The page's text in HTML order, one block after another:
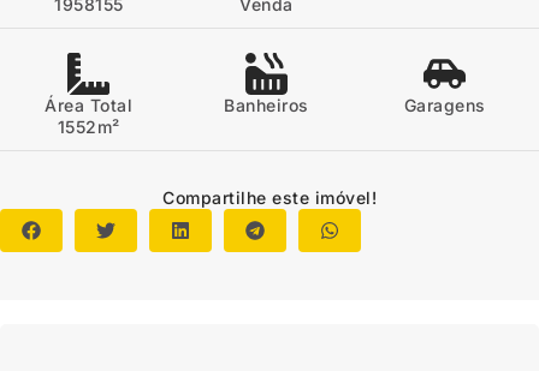
1958155
Venda
Área Total
1552m²
Banheiros Garagens
Compartilhe este imóvel!